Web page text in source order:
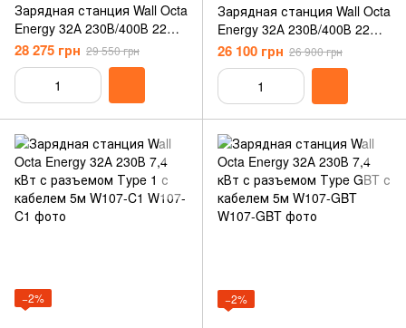
Зарядная станция Wall Octa
Energy 32А 230В/400В 22
кВт с разъемом Тype 2 с
кабелем 5м W122-C22
28 275 грн 29 550 грн
Зарядная станция Wall Octa
Energy 32А 230В/400В 22
кВт с розеткой Тype 2
W122-S22
26 100 грн 26 900 грн
−2% −2%